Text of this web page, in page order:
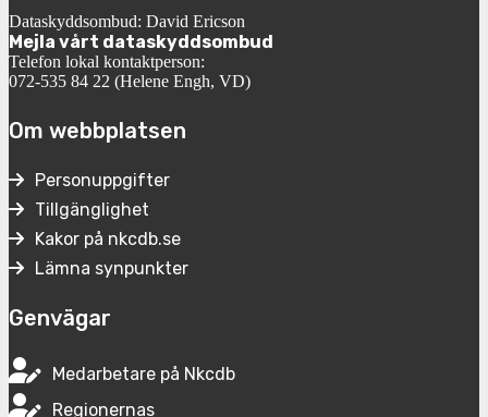
Dataskyddsombud: David Ericson
Mejla vårt dataskyddsombud
Telefon lokal kontaktperson:
072-535 84 22 (Helene Engh, VD)
Om webbplatsen
Personuppgifter
Tillgänglighet
Kakor på nkcdb.se
Lämna synpunkter
Genvägar
Medarbetare på Nkcdb
Regionernas